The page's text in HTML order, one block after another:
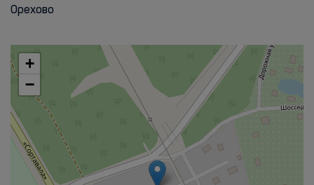
Орехово
+
−